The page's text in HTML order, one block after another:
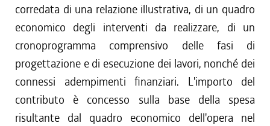
corredata di una relazione illustrativa, di un quadro
economico degli interventi da realizzare, di un
cronoprogramma comprensivo delle fasi di
progettazione e di esecuzione dei lavori, nonché dei
connessi adempimenti finanziari. L'importo del
contributo è concesso sulla base della spesa
risultante dal quadro economico dell'opera nel